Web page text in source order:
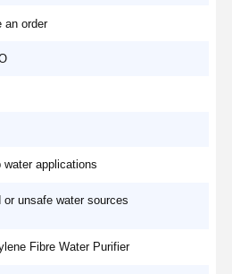
an order
water applications
or unsafe water sources
Fibre Water Purifier